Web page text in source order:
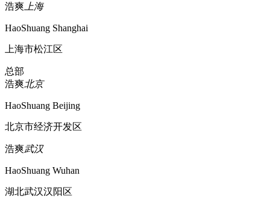
浩爽上海
HaoShuang Shanghai
上海市松江区
总部
浩爽北京
HaoShuang Beijing
北京市经济开发区
浩爽武汉
HaoShuang Wuhan
湖北武汉汉阳区